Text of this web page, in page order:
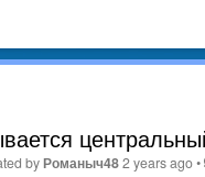
byРоманыч482 years ago•